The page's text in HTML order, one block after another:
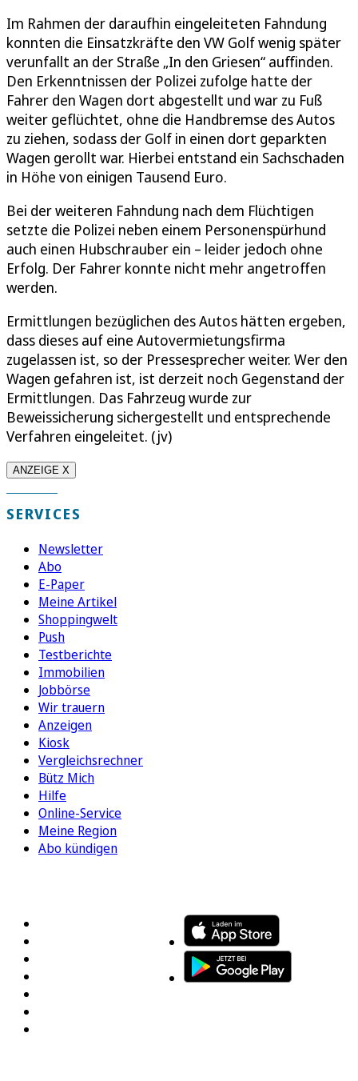
Im Rahmen der daraufhin eingeleiteten Fahndung
konnten die Einsatzkräfte den VW Golf wenig später
verunfallt an der Straße „In den Griesen“ auffinden.
Den Erkenntnissen der Polizei zufolge hatte der
Fahrer den Wagen dort abgestellt und war zu Fuß
weiter geflüchtet, ohne die Handbremse des Autos
zu ziehen, sodass der Golf in einen dort geparkten
Wagen gerollt war. Hierbei entstand ein Sachschaden
in Höhe von einigen Tausend Euro.
Bei der weiteren Fahndung nach dem Flüchtigen
setzte die Polizei neben einem Personenspürhund
auch einen Hubschrauber ein – leider jedoch ohne
Erfolg. Der Fahrer konnte nicht mehr angetroffen
werden.
Ermittlungen bezüglichen des Autos hätten ergeben,
dass dieses auf eine Autovermietungsfirma
zugelassen ist, so der Pressesprecher weiter. Wer den
Wagen gefahren ist, ist derzeit noch Gegenstand der
Ermittlungen. Das Fahrzeug wurde zur
Beweissicherung sichergestellt und entsprechende
Verfahren eingeleitet. (jv)
ANZEIGE X
SERVICES
Newsletter
Abo
E-Paper
Meine Artikel
Shoppingwelt
Push
Testberichte
Immobilien
Jobbörse
Wir trauern
Anzeigen
Kiosk
Vergleichsrechner
Bütz Mich
Hilfe
Online-Service
Meine Region
Abo kündigen